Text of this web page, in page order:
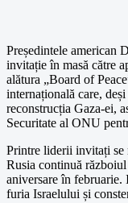
Președintele american
invitație în masă către
alătura „Board of
internațională care,
reconstrucția Gaza-ei,
Securitate al ONU
Printre liderii invitați se
Rusia continuă
aniversare în
furia Israelului și